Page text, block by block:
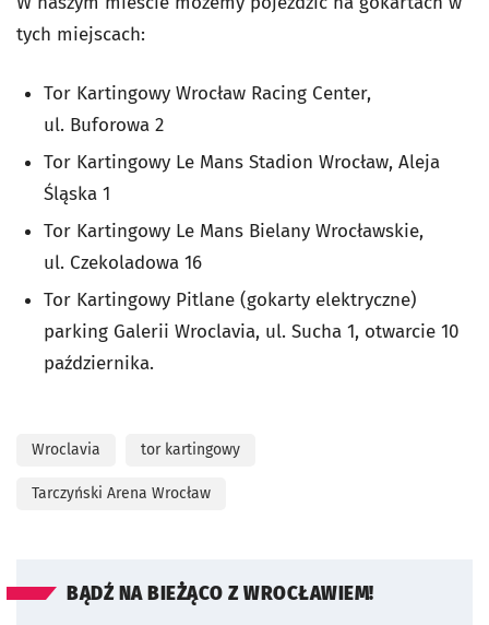
tych miejscach:
Tor Kartingowy Wrocław Racing Center,
ul. Buforowa 2
Tor Kartingowy Le Mans Stadion Wrocław, Aleja
Śląska 1
Tor Kartingowy Le Mans Bielany Wrocławskie,
ul. Czekoladowa 16
Tor Kartingowy Pitlane (gokarty elektryczne)
parking Galerii Wroclavia, ul. Sucha 1, otwarcie 10
października.
Wroclavia tor kartingowy
Tarczyński Arena Wrocław
BĄDŹ NA BIEŻĄCO Z WROCŁAWIEM!